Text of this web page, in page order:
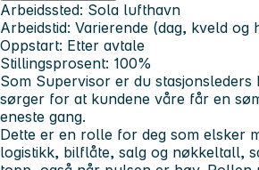
Arbeidssted: Sola lufthavn
Arbeidstid: Varierende (dag, kveld og
Oppstart: Etter avtale
Stillingsprosent: 100%
Som Supervisor er du
sørger for at kundene våre får en
eneste gang.
Dette er en rolle for deg som elsker
logistikk, bilflåte, salg og nøkkeltall,